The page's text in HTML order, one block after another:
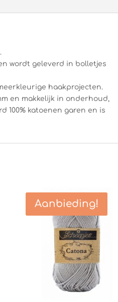
wordt geleverd in bolletjes
haakprojecten.
en makkelijk in onderhoud,
100% katoenen garen en is
Aanbieding!